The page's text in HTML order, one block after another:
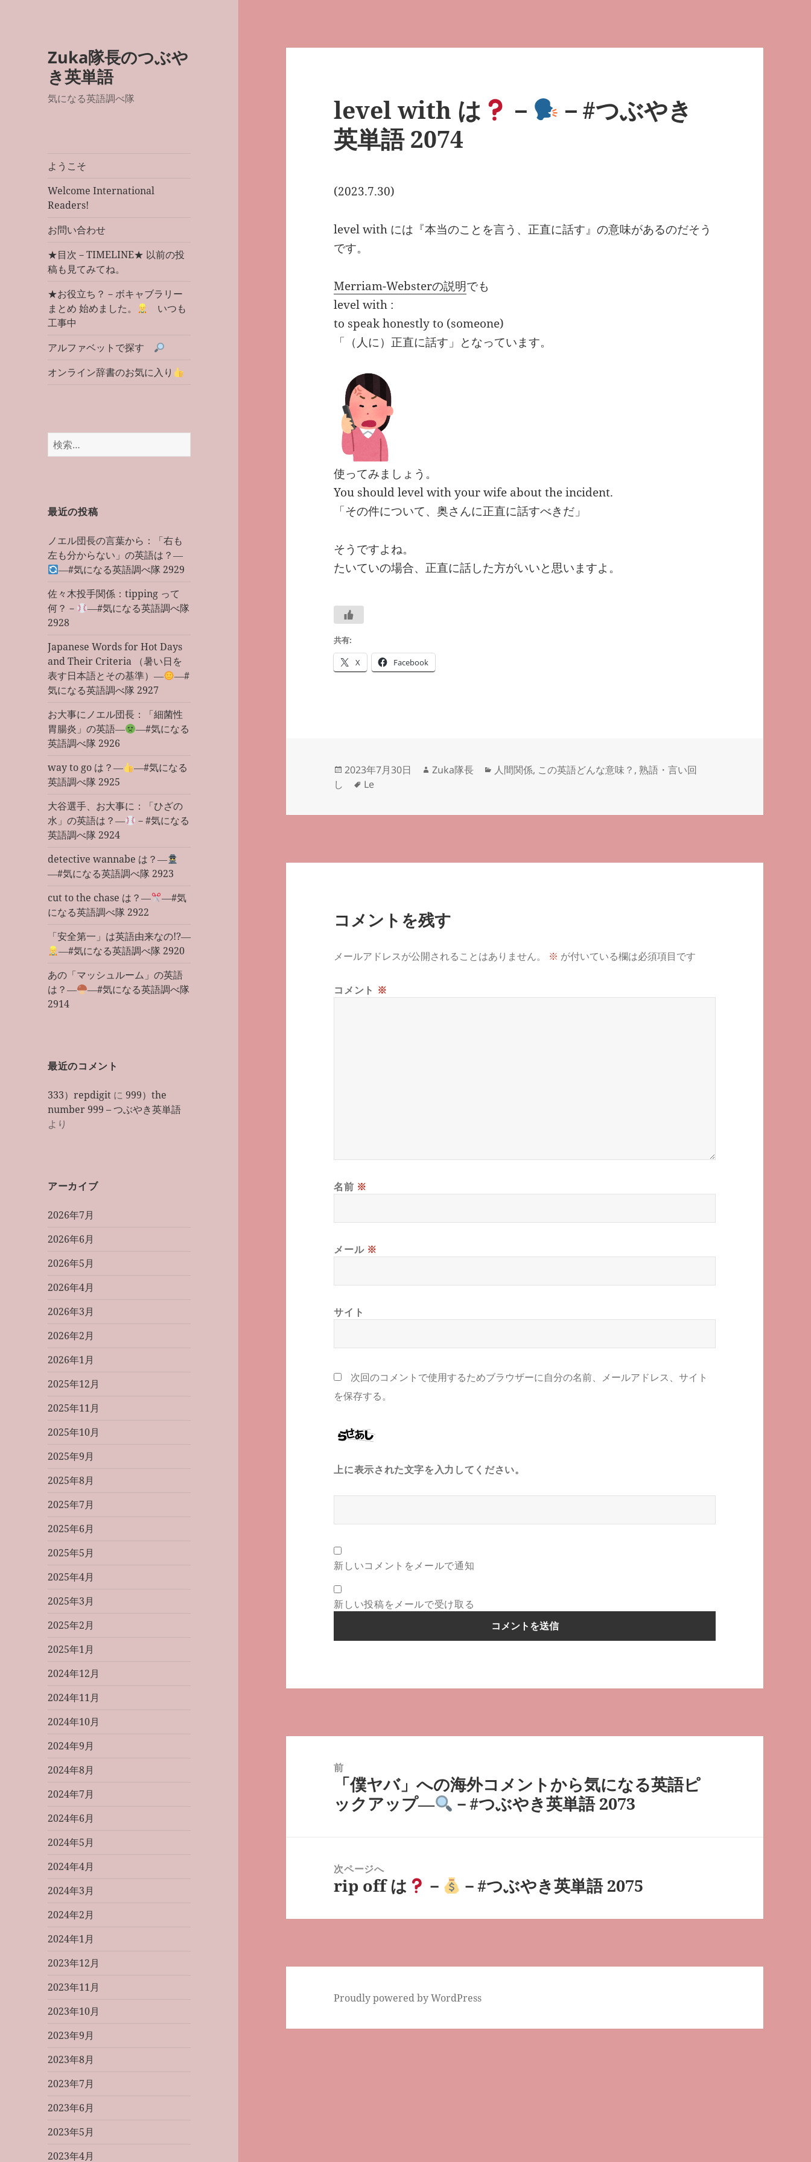
Zuka隊長のつぶや
き英単語
気になる英語調べ隊
ようこそ
Welcome International
Readers!
お問い合わせ
★目次－TIMELINE★ 以前の投
稿も見てみてね。
★お役立ち？－ボキャブラリー
まとめ 始めました。
いつも
工事中
アルファベットで探す
オンライン辞書のお気に入り
検
索:
最近の投稿
ノエル団長の言葉から：「右も
左も分からない」の英語は？―
―#気になる英語調べ隊 2929
佐々木投手関係：tipping って
何？－
―#気になる英語調べ隊
2928
Japanese Words for Hot Days
and Their Criteria （暑い日を
表す日本語とその基準）―
―#
気になる英語調べ隊 2927
お大事にノエル団長：「細菌性
胃腸炎」の英語―
―#気になる
英語調べ隊 2926
way to go は？―
―#気になる
英語調べ隊 2925
大谷選手、お大事に：「ひざの
水」の英語は？―
－#気になる
英語調べ隊 2924
detective wannabe は？―
―#気になる英語調べ隊 2923
cut to the chase は？―
―#気
になる英語調べ隊 2922
「安全第一」は英語由来なの!?―
―#気になる英語調べ隊 2920
あの「マッシュルーム」の英語
は？―
―#気になる英語調べ隊
2914
最近のコメント
333）repdigit に999）the
number 999 – つぶやき英単語
より
アーカイブ
2026年7月
2026年6月
2026年5月
2026年4月
2026年3月
2026年2月
2026年1月
2025年12月
2025年11月
2025年10月
2025年9月
2025年8月
2025年7月
2025年6月
2025年5月
2025年4月
2025年3月
2025年2月
2025年1月
2024年12月
2024年11月
2024年10月
2024年9月
2024年8月
2024年7月
2024年6月
2024年5月
2024年4月
2024年3月
2024年2月
2024年1月
2023年12月
2023年11月
2023年10月
2023年9月
2023年8月
2023年7月
2023年6月
2023年5月
2023年4月
level with は －
－#つぶやき
英単語 2074
(2023.7.30)
level with には『本当のことを言う、正直に話す』の意味があるのだそう
です。
Merriam-Websterの説明でも
level with :
to speak honestly to (someone)
「（人に）正直に話す」となっています。
使ってみましょう。
You should level with your wife about the incident.
「その件について、奥さんに正直に話すべきだ」
そうですよね。
たいていの場合、正直に話した方がいいと思いますよ。
共有:
X Facebook
投
2023年7月30日
作
Zuka隊長
カ
リ
人間関係, この英語どんな意味？ ,熟語・言い回
し
タ
Le
コメントを残す
メールアドレスが公開されることはありません。 ※ が付いている欄は必須項目です
コメント ※
名前 ※
メール ※
サイト
次回のコメントで使用するためブラウザーに自分の名前、メールアドレス、サイト
を保存する。
上に表示された文字を入力してください。
新しいコメントをメールで通知
新しい投稿をメールで受け取る
前
前
の
「僕ヤバ」への海外コメントから気になる英語ピ
ックアップ―
－#つぶやき英単語 2073
次ページへ
次
投
rip off は － －#つぶやき英単語 2075
Proudly powered by WordPress